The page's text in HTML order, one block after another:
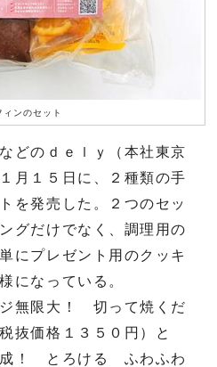
ィンのセット
どのｄｅｌｙ（本社東京
月１５日に、２種類の手
を発売した。２つのセッ
グだけでなく、調理用の
にプレゼント用のクッキ
になっている。
無限大！ 切って焼くだ
抜価格１３５０円）と
成！ とろける ふわふわ